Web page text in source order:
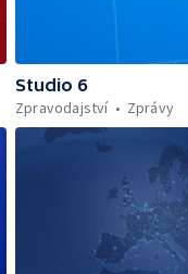
Studio 6
Zpravodajství
Zprávy